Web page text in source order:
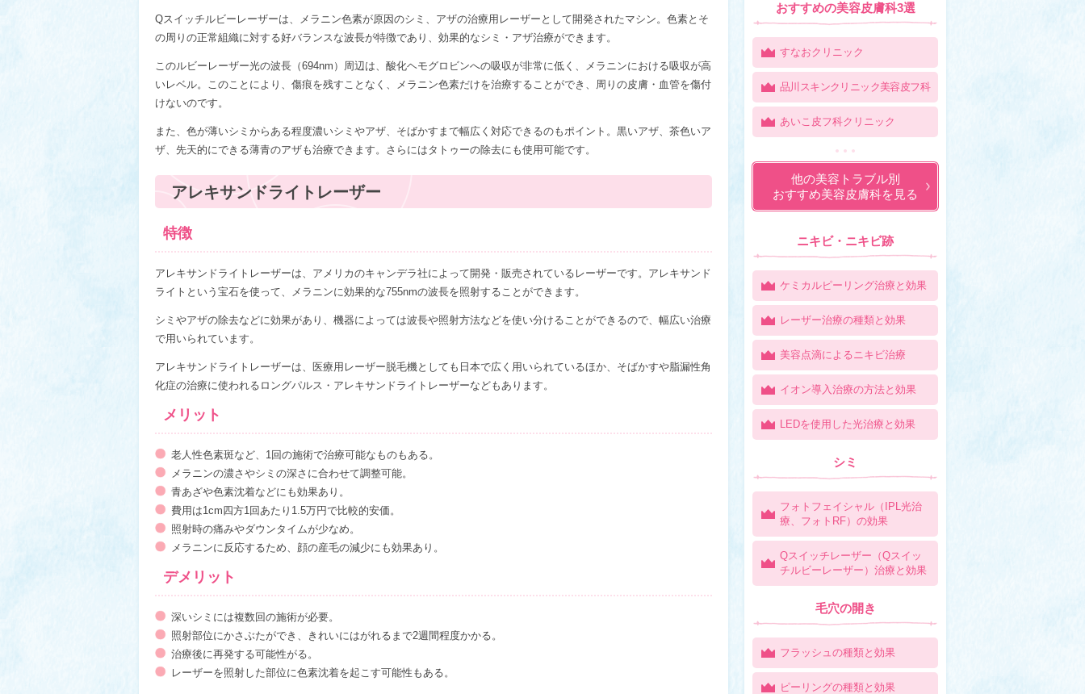
Qスイッチルビーレーザーは、メラニン色素が原因のシミ、アザの治療用レーザーとして開発されたマシン。色素とそ
の周りの正常組織に対する好バランスな波長が特徴であり、効果的なシミ・アザ治療ができます。
このルビーレーザー光の波長（694nm）周辺は、酸化ヘモグロビンへの吸収が非常に低く、メラニンにおける吸収が高
いレベル。このことにより、傷痕を残すことなく、メラニン色素だけを治療することができ、周りの皮膚・血管を傷付
けないのです。
また、色が薄いシミからある程度濃いシミやアザ、そばかすまで幅広く対応できるのもポイント。黒いアザ、茶色いア
ザ、先天的にできる薄青のアザも治療できます。さらにはタトゥーの除去にも使用可能です。
アレキサンドライトレーザー
特徴
アレキサンドライトレーザーは、アメリカのキャンデラ社によって開発・販売されているレーザーです。アレキサンド
ライトという宝石を使って、メラニンに効果的な755nmの波長を照射することができます。
シミやアザの除去などに効果があり、機器によっては波長や照射方法などを使い分けることができるので、幅広い治療
で用いられています。
アレキサンドライトレーザーは、医療用レーザー脱毛機としても日本で広く用いられているほか、そばかすや脂漏性角
化症の治療に使われるロングパルス・アレキサンドライトレーザーなどもあります。
メリット
老人性色素斑など、1回の施術で治療可能なものもある。
メラニンの濃さやシミの深さに合わせて調整可能。
青あざや色素沈着などにも効果あり。
費用は1cm四方1回あたり1.5万円で比較的安価。
照射時の痛みやダウンタイムが少なめ。
メラニンに反応するため、顔の産毛の減少にも効果あり。
デメリット
深いシミには複数回の施術が必要。
照射部位にかさぶたができ、きれいにはがれるまで2週間程度かかる。
治療後に再発する可能性がる。
レーザーを照射した部位に色素沈着を起こす可能性もある。
おすすめの美容皮膚科3選
すなおクリニック
品川スキンクリニック美容皮フ科
あいこ皮フ科クリニック
他の美容トラブル別
おすすめ美容皮膚科を見る
ニキビ・ニキビ跡
ケミカルピーリング治療と効果
レーザー治療の種類と効果
美容点滴によるニキビ治療
イオン導入治療の方法と効果
LEDを使用した光治療と効果
シミ
フォトフェイシャル（IPL光治
療、フォトRF）の効果
Qスイッチレーザー（Qスイッ
チルビーレーザー）治療と効果
毛穴の開き
フラッシュの種類と効果
ピーリングの種類と効果